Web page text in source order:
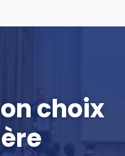
choix